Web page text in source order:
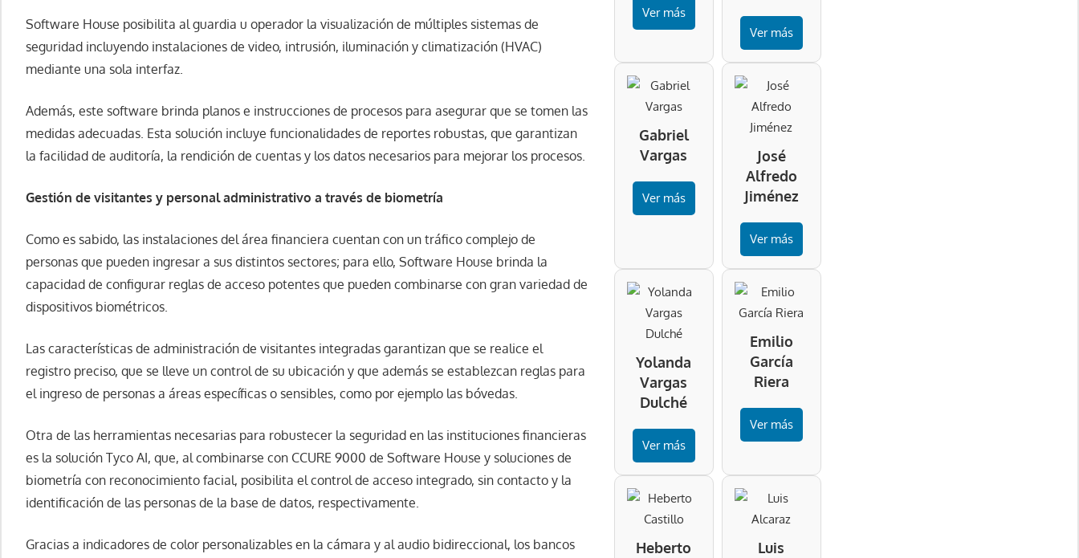
Software House posibilita al guardia u operador la visualización de múltiples sistemas de
seguridad incluyendo instalaciones de video, intrusión, iluminación y climatización (HVAC)
mediante una sola interfaz.
Además, este software brinda planos e instrucciones de procesos para asegurar que se tomen las
medidas adecuadas. Esta solución incluye funcionalidades de reportes robustas, que garantizan
la facilidad de auditoría, la rendición de cuentas y los datos necesarios para mejorar los procesos.
Gestión de visitantes y personal administrativo a través de biometría
Como es sabido, las instalaciones del área financiera cuentan con un tráfico complejo de
personas que pueden ingresar a sus distintos sectores; para ello, Software House brinda la
capacidad de configurar reglas de acceso potentes que pueden combinarse con gran variedad de
dispositivos biométricos.
Las características de administración de visitantes integradas garantizan que se realice el
registro preciso, que se lleve un control de su ubicación y que además se establezcan reglas para
el ingreso de personas a áreas específicas o sensibles, como por ejemplo las bóvedas.
Otra de las herramientas necesarias para robustecer la seguridad en las instituciones financieras
es la solución Tyco AI, que, al combinarse con CCURE 9000 de Software House y soluciones de
biometría con reconocimiento facial, posibilita el control de acceso integrado, sin contacto y la
identificación de las personas de la base de datos, respectivamente.
Gracias a indicadores de color personalizables en la cámara y al audio bidireccional, los bancos
Ver más
Ver más
Gabriel
Vargas
Ver más
José
Alfredo
Jiménez
Ver más
Yolanda
Vargas
Dulché
Ver más
Emilio
García
Riera
Ver más
Heberto
Luis